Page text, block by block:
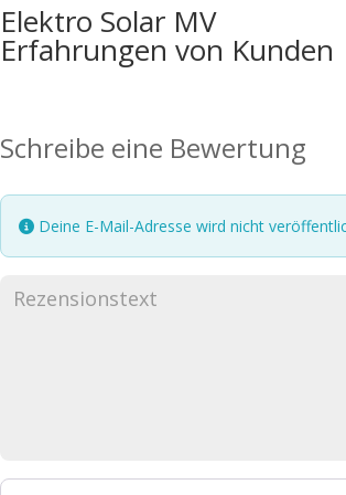
Elektro Solar MV
Erfahrungen von Kunden
Schreibe eine Bewertung
Deine E-Mail-Adresse wird nicht